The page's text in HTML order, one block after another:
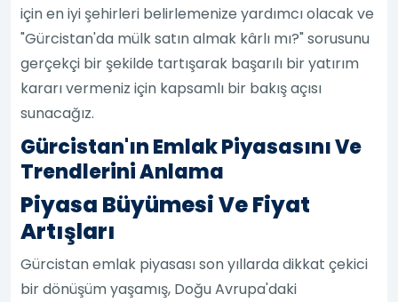
için en iyi şehirleri belirlemenize yardımcı olacak ve
"Gürcistan'da mülk satın almak kârlı mı?" sorusunu
gerçekçi bir şekilde tartışarak başarılı bir yatırım
kararı vermeniz için kapsamlı bir bakış açısı
sunacağız.
Gürcistan'ın Emlak Piyasasını Ve
Trendlerini Anlama
Piyasa Büyümesi Ve Fiyat
Artışları
Gürcistan emlak piyasası son yıllarda dikkat çekici
bir dönüşüm yaşamış, Doğu Avrupa'daki